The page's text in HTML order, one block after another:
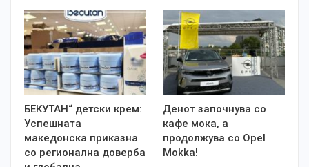
БЕКУТАН“ детски крем:
Успешната
македонска приказна
со регионална доверба
Денот започнува со
кафе мока, а
продолжува со Opel
Mokka!